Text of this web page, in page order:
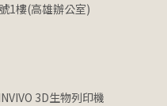
1樓(高雄辦公室)
3D生物列印機